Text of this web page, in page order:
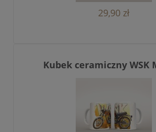
29,90 zł
Kubek ceramiczny WSK